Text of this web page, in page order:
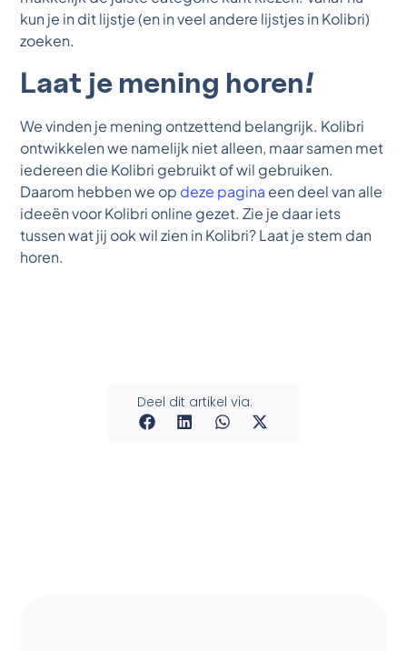
kun je in dit lijstje (en in veel andere lijstjes in Kolibri)
zoeken.
Laat je mening horen!
We vinden je mening ontzettend belangrijk. Kolibri
ontwikkelen we namelijk niet alleen, maar samen met
iedereen die Kolibri gebruikt of wil gebruiken.
Daarom hebben we op deze pagina een deel van alle
ideeën voor Kolibri online gezet. Zie je daar iets
tussen wat jij ook wil zien in Kolibri? Laat je stem dan
horen.
Deel dit artikel via: